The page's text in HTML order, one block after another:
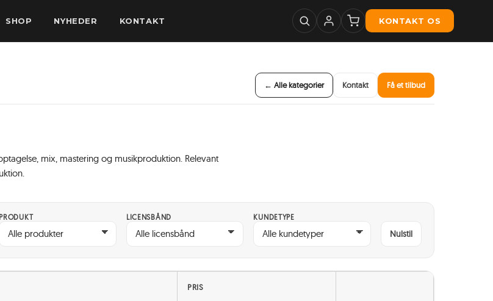
SHOP NYHEDER KONTAKT KONTAKT OS
← Alle kategorier Kontakt Få et tilbud
mix, mastering og musikproduktion. Relevant
PRODUKT LICENSBÅND KUNDETYPE
Nulstil
PRIS